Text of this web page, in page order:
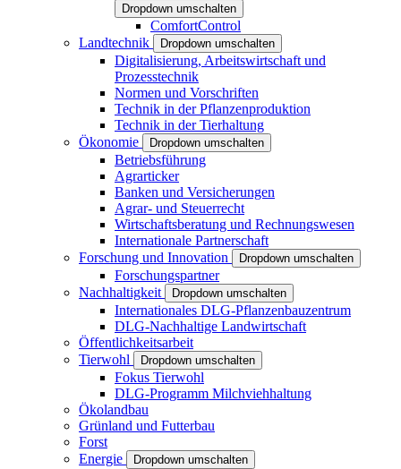
Dropdown umschalten
ComfortControl
Landtechnik
Dropdown umschalten
Digitalisierung, Arbeitswirtschaft und
Prozesstechnik
Normen und Vorschriften
Technik in der Pflanzenproduktion
Technik in der Tierhaltung
Ökonomie
Dropdown umschalten
Betriebsführung
Agrarticker
Banken und Versicherungen
Agrar- und Steuerrecht
Wirtschaftsberatung und Rechnungswesen
Internationale Partnerschaft
Forschung und Innovation
Dropdown umschalten
Forschungspartner
Nachhaltigkeit
Dropdown umschalten
Internationales DLG-Pflanzenbauzentrum
DLG-Nachhaltige Landwirtschaft
Öffentlichkeitsarbeit
Tierwohl
Dropdown umschalten
Fokus Tierwohl
DLG-Programm Milchviehhaltung
Ökolandbau
Grünland und Futterbau
Forst
Energie
Dropdown umschalten